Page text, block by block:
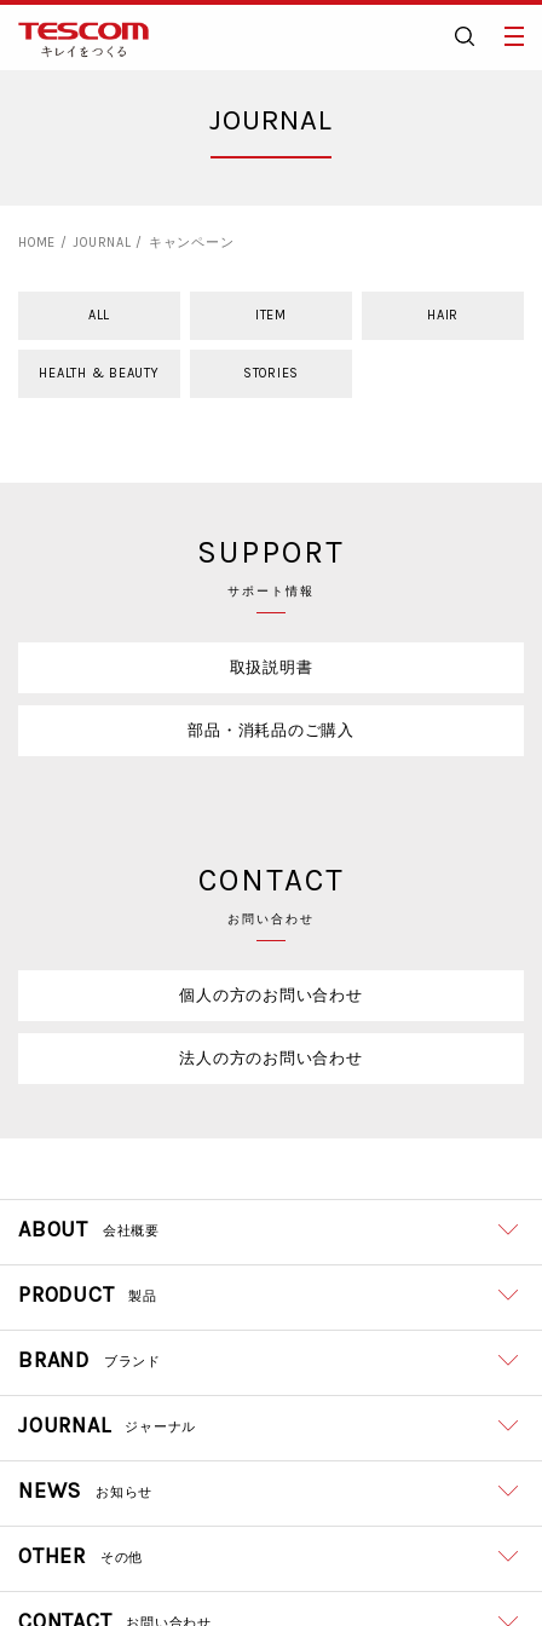
JOURNAL
HOME JOURNAL キャンペーン
ALL ITEM HAIR
HEALTH & BEAUTY STORIES
SUPPORT
サポート情報
取扱説明書
部品・消耗品のご購入
CONTACT
お問い合わせ
個人の方のお問い合わせ
法人の方のお問い合わせ
ABOUT 会社概要
PRODUCT 製品
BRAND ブランド
JOURNAL ジャーナル
NEWS お知らせ
OTHER その他
お問い合わせ